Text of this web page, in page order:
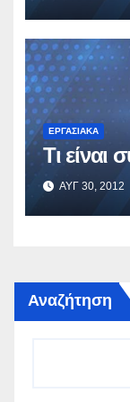
ΕΡΓΑΣΙΑΚΆ
Τι είναι
ΑΥΓ 30, 2012
Αναζήτηση